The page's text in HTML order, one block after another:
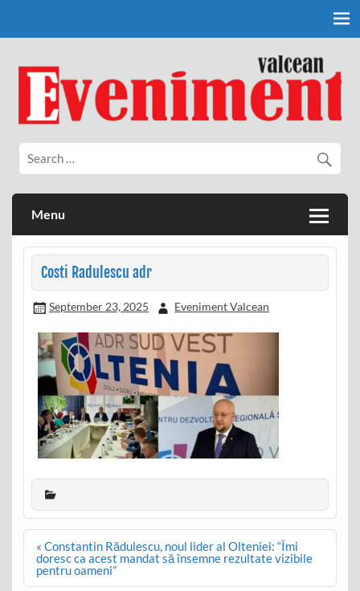
Eveniment Valcean
Menu
Costi Radulescu adr
September 23, 2025 Eveniment Valcean
Post
navigation
« Constantin Rădulescu, noul lider al Olteniei: “Îmi
doresc ca acest mandat să însemne rezultate vizibile
pentru oameni”